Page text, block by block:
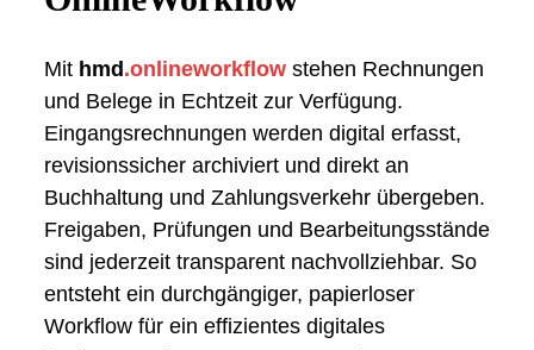
Mit hmd .onlineworkflow stehen Rechnungen
und Belege in Echtzeit zur Verfügung.
Eingangsrechnungen werden digital erfasst,
revisionssicher archiviert und direkt an
Buchhaltung und Zahlungsverkehr übergeben.
Freigaben, Prüfungen und Bearbeitungsstände
sind jederzeit transparent nachvollziehbar. So
entsteht ein durchgängiger, papierloser
Workflow für ein effizientes digitales